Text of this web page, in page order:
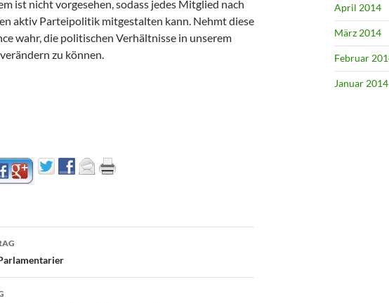
ist nicht vorgesehen, sodass jedes Mitglied nach
aktiv Parteipolitik mitgestalten kann. Nehmt diese
wahr, die politischen Verhältnisse in unserem
zu können.
April 2014
März 2014
Februar
Januar 2014